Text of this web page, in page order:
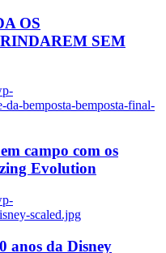
OS
SEM
da-bemposta-bemposta-final-
campo com os
Evolution
scaled.jpg
anos da Disney